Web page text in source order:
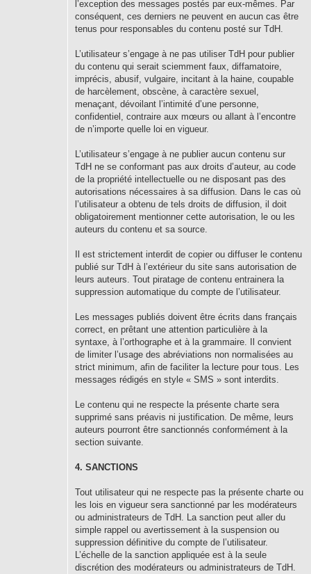
l’exception des messages postés par eux-mêmes. Par
conséquent, ces derniers ne peuvent en aucun cas être
tenus pour responsables du contenu posté sur TdH.
L’utilisateur s’engage à ne pas utiliser TdH pour publier
du contenu qui serait sciemment faux, diffamatoire,
imprécis, abusif, vulgaire, incitant à la haine, coupable
de harcèlement, obscène, à caractère sexuel,
menaçant, dévoilant l’intimité d’une personne,
confidentiel, contraire aux mœurs ou allant à l’encontre
de n’importe quelle loi en vigueur.
L’utilisateur s’engage à ne publier aucun contenu sur
TdH ne se conformant pas aux droits d’auteur, au code
de la propriété intellectuelle ou ne disposant pas des
autorisations nécessaires à sa diffusion. Dans le cas où
l’utilisateur a obtenu de tels droits de diffusion, il doit
obligatoirement mentionner cette autorisation, le ou les
auteurs du contenu et sa source.
Il est strictement interdit de copier ou diffuser le contenu
publié sur TdH à l’extérieur du site sans autorisation de
leurs auteurs. Tout piratage de contenu entrainera la
suppression automatique du compte de l’utilisateur.
Les messages publiés doivent être écrits dans français
correct, en prêtant une attention particulière à la
syntaxe, à l’orthographe et à la grammaire. Il convient
de limiter l’usage des abréviations non normalisées au
strict minimum, afin de faciliter la lecture pour tous. Les
messages rédigés en style « SMS » sont interdits.
Le contenu qui ne respecte la présente charte sera
supprimé sans préavis ni justification. De même, leurs
auteurs pourront être sanctionnés conformément à la
section suivante.
4. SANCTIONS
Tout utilisateur qui ne respecte pas la présente charte ou
les lois en vigueur sera sanctionné par les modérateurs
ou administrateurs de TdH. La sanction peut aller du
simple rappel ou avertissement à la suspension ou
suppression définitive du compte de l’utilisateur.
L’échelle de la sanction appliquée est à la seule
discrétion des modérateurs ou administrateurs de TdH.